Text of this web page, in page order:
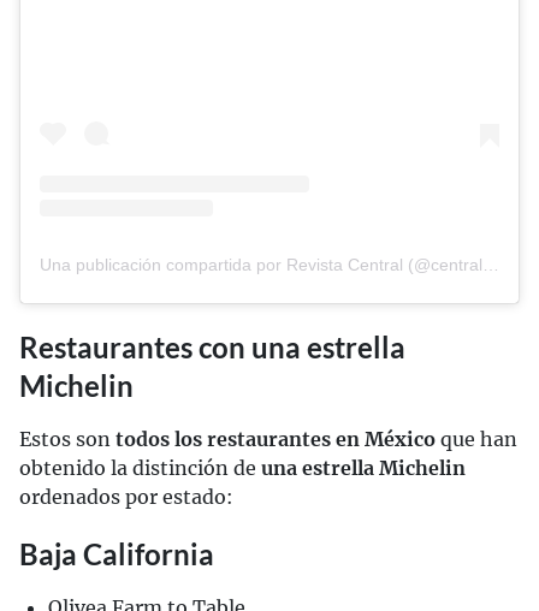
Restaurantes con una estrella
Michelin
Estos son todos los restaurantes en México que han
obtenido la distinción de una estrella Michelin
ordenados por estado:
Baja California